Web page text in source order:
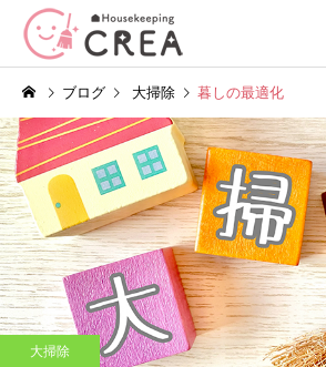
エアコンクリーニング
季節の行事
春の模様替え
ブログ 大掃除 暮しの最適化
大掃除